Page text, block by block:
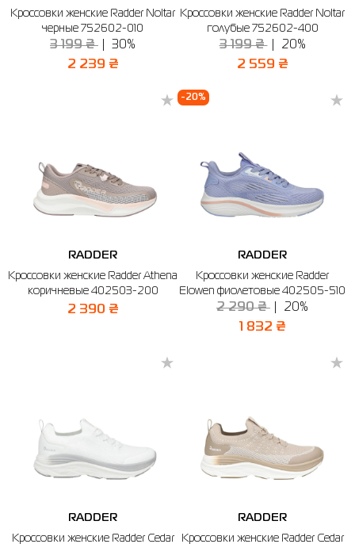
Рубашки
Термобелье
Юбки
Фитнес и йога
Skechers
The North Face
Полуботинки
Puma
Кроссовки женские Radder Noltar
черные 752602-010
3 199 ₴ 30%
2 239 ₴
Кроссовки женские Radder Noltar
голубые 752602-400
3 199 ₴ 20%
2 559 ₴
RADDER
Кроссовки женские Radder Athena
коричневые 402503-200
2 390 ₴
-20%
RADDER
Кроссовки женские Radder
Elowen фиолетовые 402505-510
2 290 ₴ 20%
1 832 ₴
RADDER
Кроссовки женские Radder Cedar
RADDER
Кроссовки женские Radder Cedar